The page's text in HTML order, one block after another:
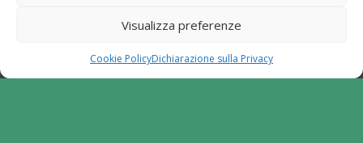
Visualizza preferenze
Cookie PolicyDichiarazione sulla Privacy
6.2.1. Aiuto all'avviamento d'impresa per attività